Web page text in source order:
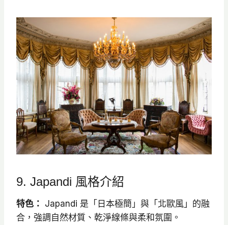
9. Japandi 風格介紹
特色： Japandi 是「日本極簡」與「北歐風」的融
合，強調自然材質、乾淨線條與柔和氛圍。